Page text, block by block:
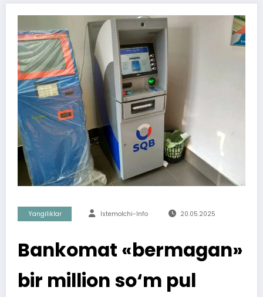
Yangiliklar Istemolchi-Info 20.05.2025
Bankomat «bermagan»
bir million so‘m pul